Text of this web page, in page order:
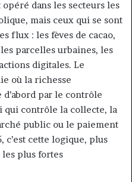
dans les secteurs les
mais ceux qui se sont
flux : les fèves de cacao,
parcelles urbaines, les
digitales. Le
où la richesse
par le contrôle
qui contrôle la collecte, la
public ou le paiement
c’est cette logique, plus
plus fortes